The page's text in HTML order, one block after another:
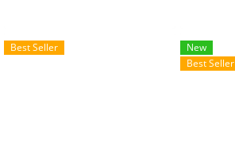
เมื่ออุณหภูมิมอเตอร์สูงเกินกำหนด
Best Seller
New
Best Seller